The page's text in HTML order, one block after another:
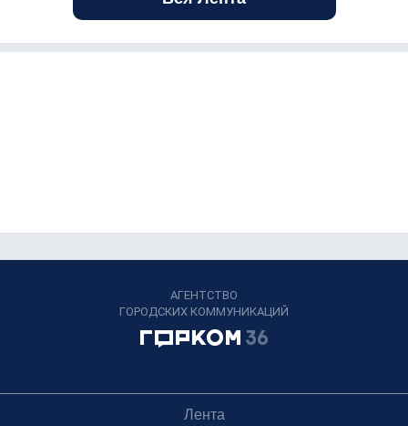
АГЕНТСТВО
ГОРОДСКИХ КОММУНИКАЦИЙ
Лента